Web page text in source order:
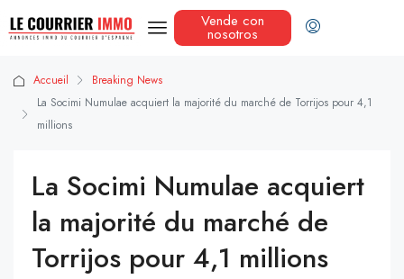
Vende con
nosotros
Accueil
Breaking News
La Socimi Numulae acquiert la majorité du marché de Torrijos pour 4,1
millions
La Socimi Numulae acquiert
la majorité du marché de
Torrijos pour 4,1 millions